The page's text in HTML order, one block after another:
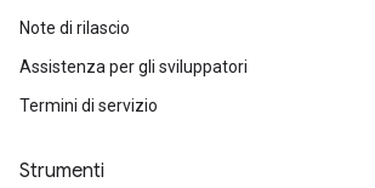
Note di rilascio
Assistenza per gli sviluppatori
Termini di servizio
Strumenti